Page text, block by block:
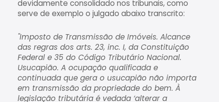
devidamente consolidado nos tribunais, como
serve de exemplo o julgado abaixo transcrito:
"Imposto de Transmissão de Imóveis. Alcance
das regras dos arts. 23, inc. I, da Constituição
Federal e 35 do Código Tributário Nacional.
Usucapião. A ocupação qualificada e
continuada que gera o usucapião não importa
em transmissão da propriedade do bem. À
legislação tributária é vedada ‘alterar a